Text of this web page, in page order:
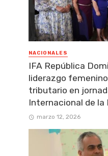
NACIONALES
IFA República
liderazgo
tributario en
Internacional de la
marzo 12, 2026